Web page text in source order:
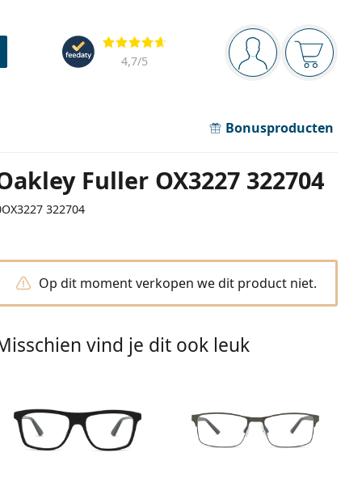
Navigatie
Je bent ingelogd
Jouw
Beoordelingen
4,7/5
Bonusproducten
Fuller OX3227 322704
322704
Op dit moment verkopen we dit product niet.
vind je dit ook leuk